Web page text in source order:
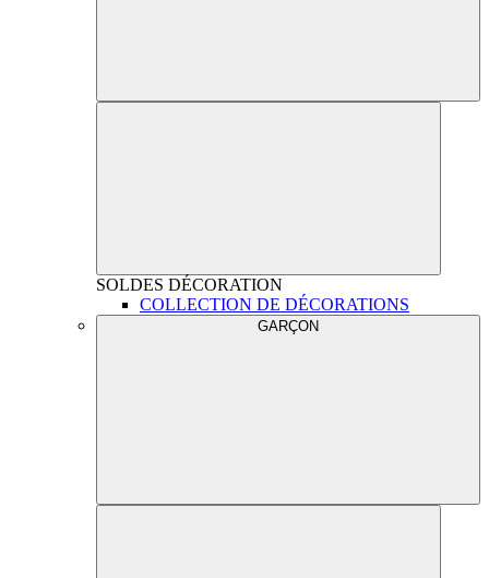
SOLDES DÉCORATION
COLLECTION DE DÉCORATIONS
GARÇON